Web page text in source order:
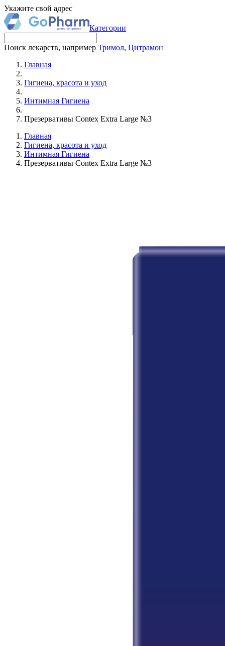
Укажите свой адрес
Категории
Поиск лекарств, например Тримол, Цитрамон
Главная
Гигиена, красота и уход
Интимная Гигиена
Презервативы Contex Extra Large №3
Главная
Гигиена, красота и уход
Интимная Гигиена
Презервативы Contex Extra Large №3